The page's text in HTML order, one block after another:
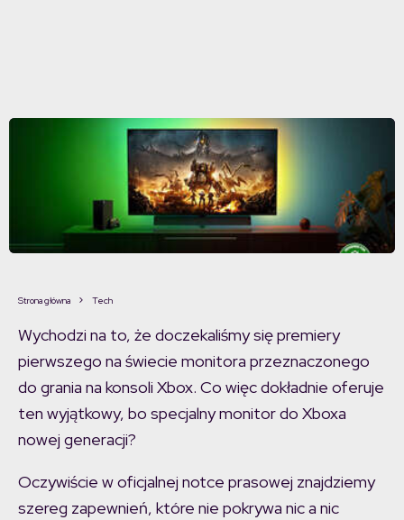
Strona główna Tech
Wychodzi na to, że doczekaliśmy się premiery
pierwszego na świecie monitora przeznaczonego
do grania na konsoli Xbox. Co więc dokładnie oferuje
ten wyjątkowy, bo specjalny monitor do Xboxa
nowej generacji?
Oczywiście w oficjalnej notce prasowej znajdziemy
szereg zapewnień, które nie pokrywa nic a nic